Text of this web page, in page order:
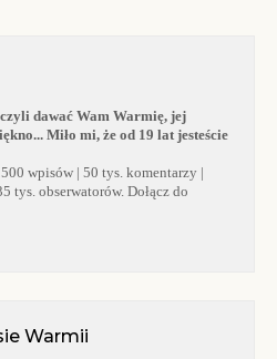
dawać Wam Warmię, jej
Miło mi, że od 19 lat jesteście
wpisów | 50 tys. komentarzy |
tys. obserwatorów. Dołącz do
Warmii